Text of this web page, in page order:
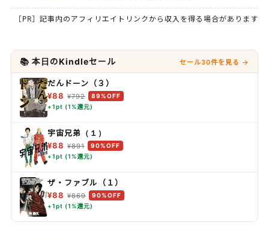
［PR］記事内のアフィリエイトリンクから収入を得る場合があります
📚 本日のKindleセール セール30件を見る →
だんドーン（３）
¥88 ¥792
89%OFF
+1pt (1%還元)
宇宙兄弟（１）
¥88 ¥891
90%OFF
+1pt (1%還元)
ザ・ファブル（１）
¥88 ¥869
90%OFF
+1pt (1%還元)